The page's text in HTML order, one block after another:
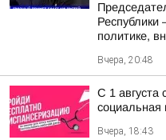
политике,
Вчера, 20:48
С 1 августа
социальная
Вчера, 18:43